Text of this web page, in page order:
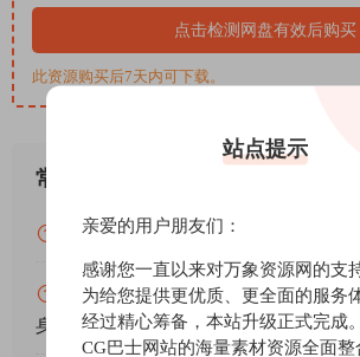
* 3 段均衡器、比特粉碎、合唱、梳状滤波器
* 延迟、失真、动态、合奏、滤波器
* Flanqer、共振峰滤波器、频率移位器
* Gain、Gate、Haas、梯形滤波器、限制器
* Nonlinear Filter、Phase Distortion、Phaser
* Resonator、Reverb、Reverser、Rinq Mod、
* Clipper、Compactor
Phase Plant 音色库：
* Animus by汤姆·沃尔夫
* Dash Glitch 的《星体之谜》
点击检测网盘有效后购买
此资源购买后7天内可下载。
常见问题
VIP资源或免费资源能否做为商业用
赞助包月VIP（或包年VIP）后能升
身VIP）吗？
站点提示
亲爱的用户朋友们：
感谢您一直以来对万象资源网的支
为给您提供更优质、更全面的服务
经过精心筹备，本站升级正式完成
CG巴士网站的海量素材资源全面整